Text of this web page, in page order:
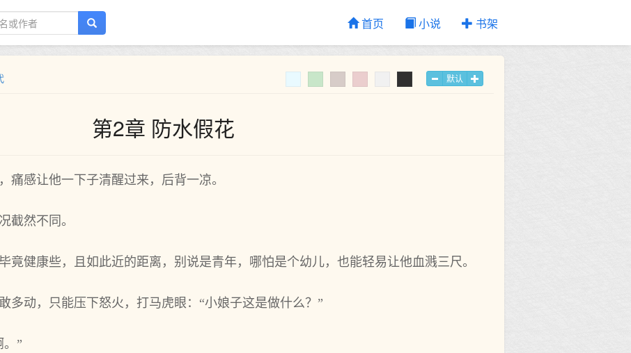
首页 小说 书架
默认
第2章 防水假花
痛感让他一下子清醒过来，后背一凉。
截然不同。
竟健康些，且如此近的距离，别说是青年，哪怕是个幼儿，也能轻易让他血溅三尺。
多动，只能压下怒火，打马虎眼：“小娘子这是做什么？”
”